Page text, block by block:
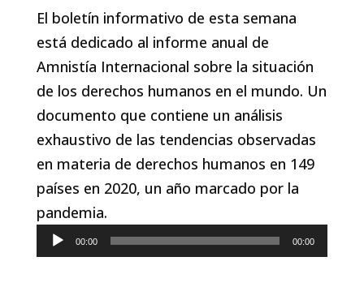
El boletín informativo de esta semana
está dedicado al informe anual de
Amnistía Internacional sobre la situación
de los derechos humanos en el mundo. Un
documento que contiene un análisis
exhaustivo de las tendencias observadas
en materia de derechos humanos en 149
países en 2020, un año marcado por la
pandemia.
Reproductor
de
00:00 00:00